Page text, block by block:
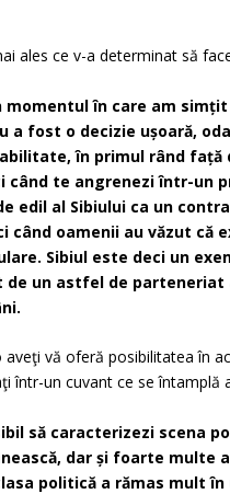
ales ce v-a determinat să
momentul în care am
a fost o decizie ușoară,
în primul rând
când te angrenezi într-un
edil al Sibiului ca un
când oamenii au văzut că
Sibiul este deci un
un astfel de
aveţi vă oferă posibilitatea în
într-un cuvant ce se întamplă
să caracterizezi scena
dar și foarte multe
politică a rămas mult